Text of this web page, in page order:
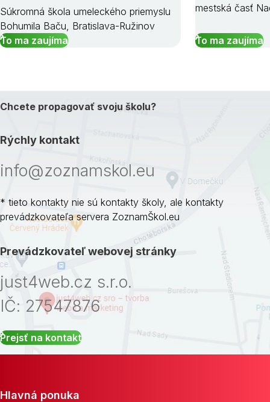
Súkromná škola umeleckého priemyslu
Bohumila Baču, Bratislava-Ružinov
To ma zaujíma
mestská časť
To ma zaujíma
Chcete propagovať svoju školu?
Rýchly kontakt
info@zoznamskol.eu
* tieto kontakty nie sú kontakty školy, ale kontakty
prevádzkovateľa servera ZoznamŠkol.eu
Prevádzkovateľ webovej stránky
just4web.cz s.r.o.
IČ: 27547876
Prejsť na kontakt
Hlavná ponuka